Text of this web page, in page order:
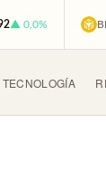
▲ 0,0%
TECNOLOGÍA